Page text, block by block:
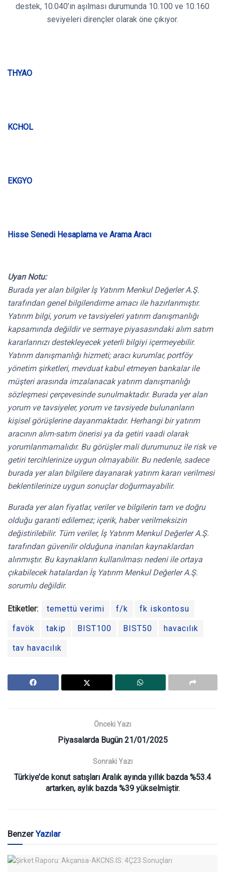
destek, 10.040’ın aşılması durumunda 10.100 ve 10.160
seviyeleri dirençler olarak öne çıkıyor.
THYAO
KCHOL
EKGYO
Hisse Senedi Hesaplama ve Arama Aracı
Uyarı Notu:
Burada yer alan bilgiler İş Yatırım Menkul Değerler A.Ş.
tarafından genel bilgilendirme amacı ile hazırlanmıştır.
Yatırım bilgi, yorum ve tavsiyeleri yatırım danışmanlığı
kapsamında değildir ve sermaye piyasasındaki alım satım
kararlarınızı destekleyecek yeterli bilgiyi içermeyebilir.
Yatırım danışmanlığı hizmeti; aracı kurumlar, portföy
yönetim şirketleri, mevduat kabul etmeyen bankalar ile
müşteri arasında imzalanacak yatırım danışmanlığı
sözleşmesi çerçevesinde sunulmaktadır. Burada yer alan
yorum ve tavsiyeler, yorum ve tavsiyede bulunanların
kişisel görüşlerine dayanmaktadır. Herhangi bir yatırım
aracının alım-satım önerisi ya da getiri vaadi olarak
yorumlanmamalıdır. Bu görüşler mali durumunuz ile risk ve
getiri tercihlerinize uygun olmayabilir. Bu nedenle, sadece
burada yer alan bilgilere dayanarak yatırım kararı verilmesi
beklentilerinize uygun sonuçlar doğurmayabilir.
Burada yer alan fiyatlar, veriler ve bilgilerin tam ve doğru
olduğu garanti edilemez; içerik, haber verilmeksizin
değistirilebilir. Tüm veriler, İş Yatırım Menkul Değerler A.Ş.
tarafından güvenilir olduğuna inanılan kaynaklardan
alınmıştır. Bu kaynakların kullanılması nedeni ile ortaya
çıkabilecek hatalardan İş Yatırım Menkul Değerler A.Ş.
sorumlu değildir.
Etiketler: temettü verimi f/k fk iskontosu
favök takip BIST100 BIST50 havacılık
tav havacılık
Önceki Yazı
Piyasalarda Bugün 21/01/2025
Sonraki Yazı
Türkiye’de konut satışları Aralık ayında yıllık bazda %53.4
artarken, aylık bazda %39 yükselmiştir.
BenzerYazılar